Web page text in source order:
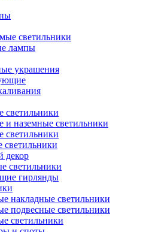
светильники
лампы
украшения
светильники
и наземные светильники
светильники
светильники
декор
светильники
гирлянды
накладные светильники
подвесные светильники
светильники